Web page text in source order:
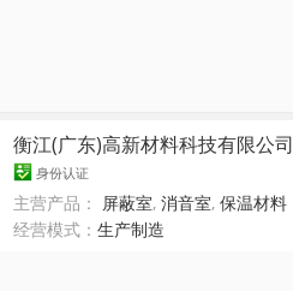
衡江(广东)高新材料科技有限公司
身份认证
主营产品： 屏蔽室,消音室,保温材料
经营模式：生产制造